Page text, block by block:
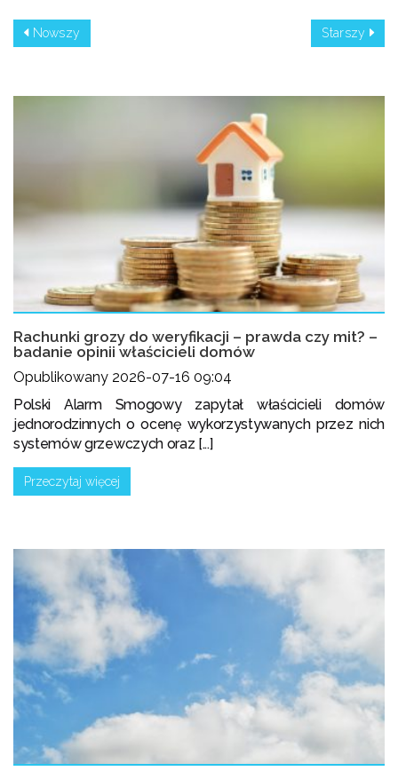
Nowszy Starszy
Rachunki grozy do weryfikacji – prawda czy mit? –
badanie opinii właścicieli domów
Opublikowany 2026-07-16 09:04
Polski Alarm Smogowy zapytał właścicieli domów
jednorodzinnych o ocenę wykorzystywanych przez nich
systemów grzewczych oraz [...]
Przeczytaj więcej